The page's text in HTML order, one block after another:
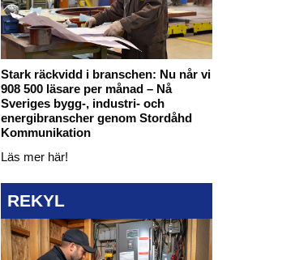
Stark räckvidd i branschen: Nu når vi
908 500 läsare per månad – Nå
Sveriges bygg-, industri- och
energibranscher genom Stordåhd
Kommunikation
Läs mer här!
REKYL